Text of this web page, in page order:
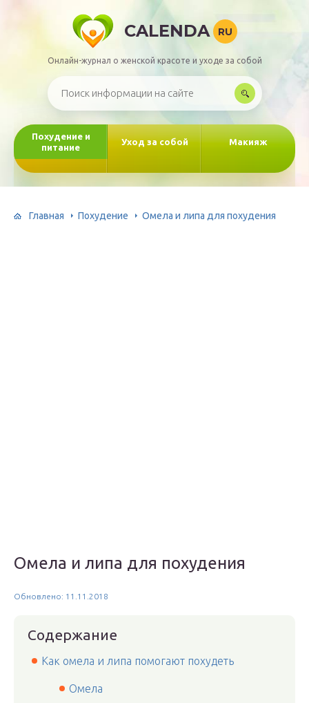
CALENDA RU
Онлайн-журнал о женской красоте и уходе за собой
Похудение и
питание
Уход за собой Макияж
Главная Похудение Омела и липа для похудения
Омела и липа для похудения
Обновлено: 11.11.2018
Содержание
Как омела и липа помогают похудеть
Омела